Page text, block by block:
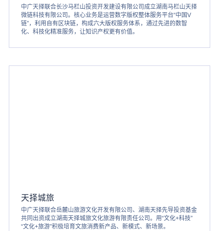
中广天择联合长沙马栏山投资开发建设有限公司成立湖南马栏山天择
微链科技有限公司。核心业务是运营数字版权整体服务平台“中国V
链”，利用自有区块链，构成六大版权服务体系，通过先进的数智
化、科技化精准服务，让知识产权更有价值。
天择城旅
中广天择联合岳麓山旅游文化开发有限公司、湖南天择先导投资基金
共同出资成立湖南天择城旅文化旅游有限责任公司。用“文化+科技”
“文化+旅游”积极培育文旅消费新产品、新模式、新场景。